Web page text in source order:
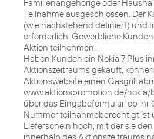
Familienangehörige oder
Teilnahme ausgeschlossen. Der
(wie nachstehend definiert) und
erforderlich. Gewerbliche
Aktion teilnehmen.
Haben Kunden ein Nokia 7 Plus
Aktionszeitraums gekauft,
Aktionswebsite einen Gasgrill
www.aktionspromotion.de/
über das Eingabeformular, ob ihr
Nummer teilnahmeberechtigt ist
Lieferschein hoch, mit der sie